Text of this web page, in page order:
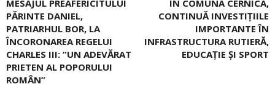
MESAJUL PREAFERICITULUI
PĂRINTE DANIEL,
PATRIARHUL BOR, LA
ÎNCORONAREA REGELUI
CHARLES III: ”UN ADEVĂRAT
PRIETEN AL POPORULUI
ROMÂN”
ÎN COMUNA CERNICA,
CONTINUĂ INVESTIŢIILE
IMPORTANTE ÎN
INFRASTRUCTURA RUTIERĂ,
EDUCAŢIE ŞI SPORT